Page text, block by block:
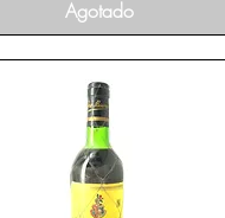
Agotado